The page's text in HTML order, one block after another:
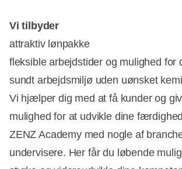
Vi tilbyder
attraktiv lønpakke
fleksible arbejdstider og mulighed for
sundt arbejdsmiljø uden uønsket kemi
Vi hjælper dig med at få kunder og
mulighed for at udvikle dine
ZENZ Academy med nogle af
undervisere. Her får du løbende